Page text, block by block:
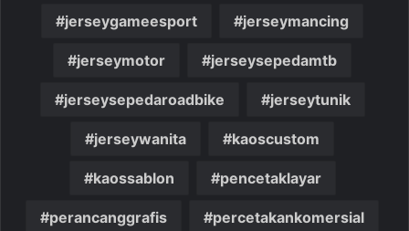
jerseygameesport jerseymancing
jerseymotor jerseysepedamtb
jerseysepedaroadbike jerseytunik
jerseywanita kaoscustom
kaossablon pencetaklayar
perancanggrafis percetakankomersial